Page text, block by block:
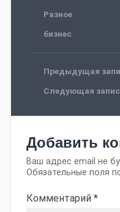
Разное
бизнес
Предыдущая
Следующая
Добавить
Ваш адрес email не
Обязательные поля
Комментарий *